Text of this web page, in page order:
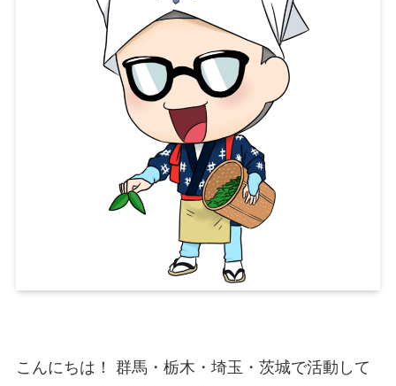
こんにちは！ 群馬・栃木・埼玉・茨城で活動して